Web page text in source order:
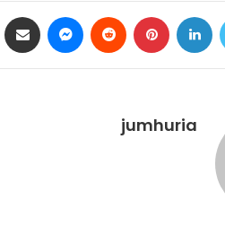
تويتر لينكدإن بينتيريست ماسنجر
jumhuria